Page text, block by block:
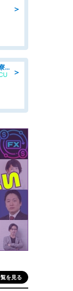
＞
＞
金属製品の機械オペレーション・加工/寮完備/日払い/工場・製造
を見る